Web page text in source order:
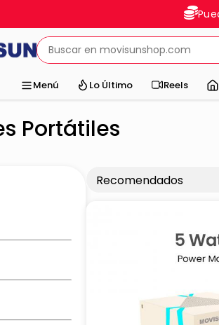
Menú Lo Último Reels
Portátiles